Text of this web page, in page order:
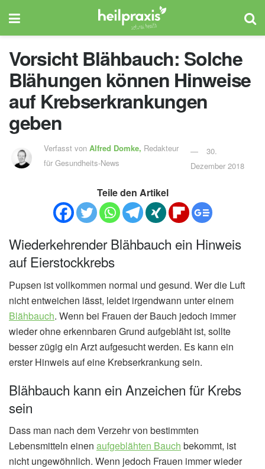
Vorsicht Blähbauch: Solche
Blähungen können Hinweise
auf Krebserkrankungen
geben
Verfasst von Alfred Domke, Redakteur
für Gesundheits-News
30.
Dezember 2018
Teile den Artikel
Wiederkehrender Blähbauch ein Hinweis
auf Eierstockkrebs
Pupsen ist vollkommen normal und gesund. Wer die Luft
nicht entweichen lässt, leidet irgendwann unter einem
Blähbauch. Wenn bei Frauen der Bauch jedoch immer
wieder ohne erkennbaren Grund aufgebläht ist, sollte
besser zügig ein Arzt aufgesucht werden. Es kann ein
erster Hinweis auf eine Krebserkrankung sein.
Blähbauch kann ein Anzeichen für Krebs
sein
Dass man nach dem Verzehr von bestimmten
Lebensmitteln einen aufgeblähten Bauch bekommt, ist
nicht ungewöhnlich. Wenn jedoch Frauen immer wieder